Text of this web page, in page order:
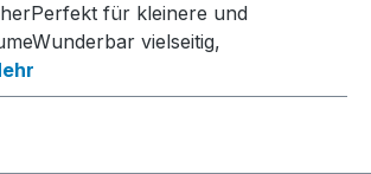
für kleinere und
vielseitig,